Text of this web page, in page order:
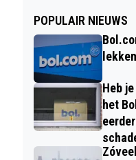
POPULAIR NIEUWS
Heb
het